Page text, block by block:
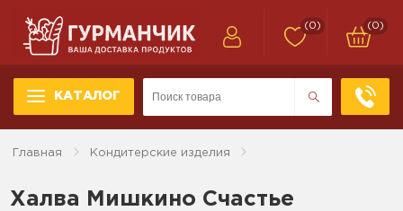
КАТАЛОГ
(0) (0)
Главная Кондитерские изделия
Халва Мишкино Счастье